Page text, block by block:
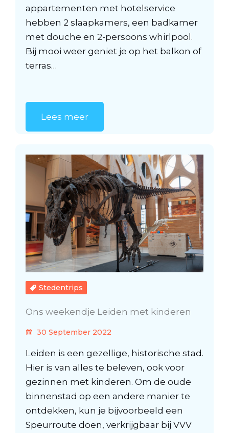
appartementen met hotelservice
hebben 2 slaapkamers, een badkamer
met douche en 2-persoons whirlpool.
Bij mooi weer geniet je op het balkon of
terras…
Lees meer
Stedentrips
Ons weekendje Leiden met kinderen
30 September 2022
Leiden is een gezellige, historische stad.
Hier is van alles te beleven, ook voor
gezinnen met kinderen. Om de oude
binnenstad op een andere manier te
ontdekken, kun je bijvoorbeeld een
Speurroute doen, verkrijgbaar bij VVV